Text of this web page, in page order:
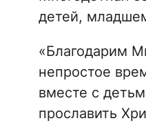
детей,
«Благодарим
непростое
вместе с
прославить